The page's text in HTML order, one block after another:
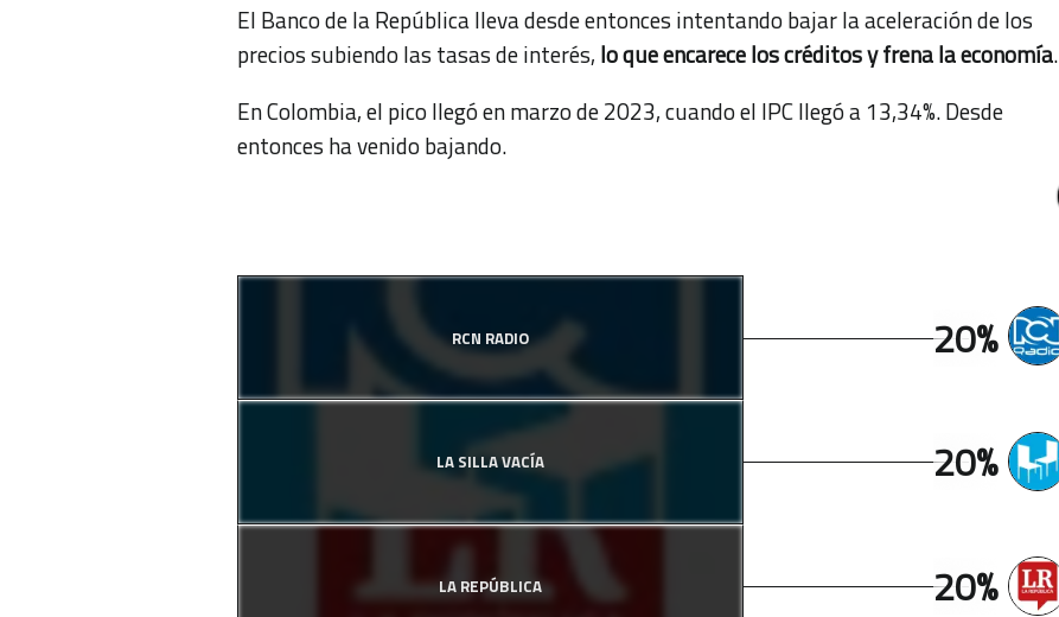
El Banco de la República lleva desde entonces intentando bajar la aceleración de los
precios subiendo las tasas de interés, lo que encarece los créditos y frena la economía.
En Colombia, el pico llegó en marzo de 2023, cuando el IPC llegó a 13,34%. Desde
entonces ha venido bajando.
RCN RADIO
LA SILLA VACÍA
LA REPÚBLICA
20%
20%
20%